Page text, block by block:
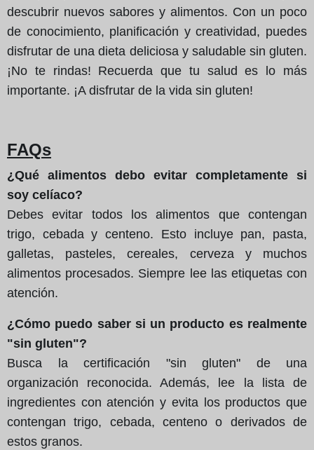
descubrir nuevos sabores y alimentos. Con un poco
de conocimiento, planificación y creatividad, puedes
disfrutar de una dieta deliciosa y saludable sin gluten.
¡No te rindas! Recuerda que tu salud es lo más
importante. ¡A disfrutar de la vida sin gluten!
FAQs
¿Qué alimentos debo evitar completamente si
soy celíaco?
Debes evitar todos los alimentos que contengan
trigo, cebada y centeno. Esto incluye pan, pasta,
galletas, pasteles, cereales, cerveza y muchos
alimentos procesados. Siempre lee las etiquetas con
atención.
¿Cómo puedo saber si un producto es realmente
"sin gluten"?
Busca la certificación "sin gluten" de una
organización reconocida. Además, lee la lista de
ingredientes con atención y evita los productos que
contengan trigo, cebada, centeno o derivados de
estos granos.